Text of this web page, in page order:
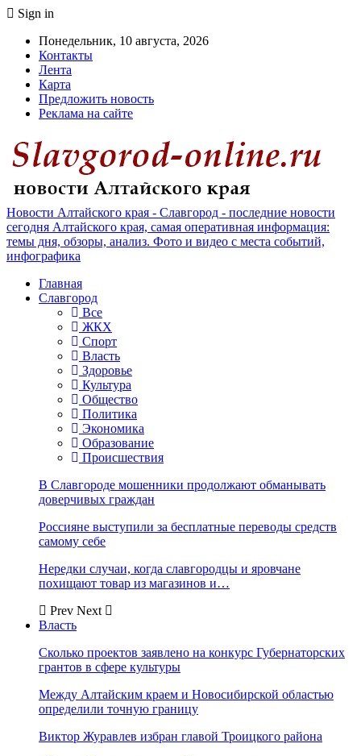
Sign in
Понедельник, 10 августа, 2026
Контакты
Лента
Карта
Предложить новость
Реклама на сайте
Новости Алтайского края - Славгород - последние новости
сегодня Алтайского края, самая оперативная информация:
темы дня, обзоры, анализ. Фото и видео с места событий,
инфографика
Главная
Славгород
Все
ЖКХ
Спорт
Власть
Здоровье
Культура
Общество
Политика
Экономика
Образование
Происшествия
В Славгороде мошенники продолжают обманывать
доверчивых граждан
Россияне выступили за бесплатные переводы средств
самому себе
Нередки случаи, когда славгородцы и яровчане
похищают товар из магазинов и…
Prev Next
Власть
Сколько проектов заявлено на конкурс Губернаторских
грантов в сфере культуры
Между Алтайским краем и Новосибирской областью
определили точную границу
Виктор Журавлев избран главой Троицкого района